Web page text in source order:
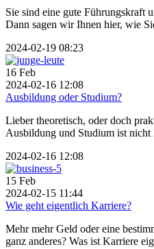
Sie sind eine gute Führungskraft
Dann sagen wir Ihnen hier, wie
2024-02-19 08:23
16 Feb
2024-02-16 12:08
Ausbildung oder Studium?
Lieber theoretisch, oder doch
Ausbildung und Studium ist nicht
2024-02-16 12:08
15 Feb
2024-02-15 11:44
Wie geht eigentlich Karriere?
Mehr mehr Geld oder eine
ganz anderes? Was ist Karriere